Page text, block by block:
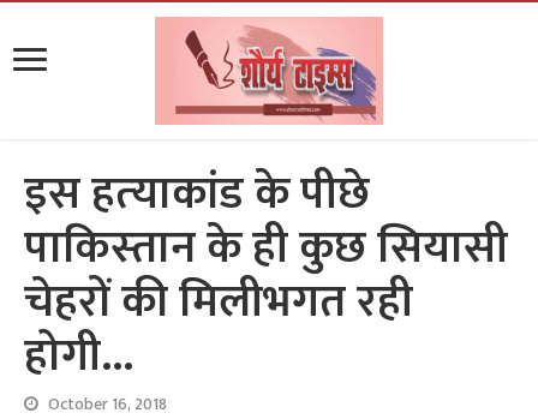
इस हत्‍याकांड के पीछे
पाकिस्‍तान के ही कुछ सियासी
चेहरों की मिलीभगत रही
होगी…
October 16, 2018